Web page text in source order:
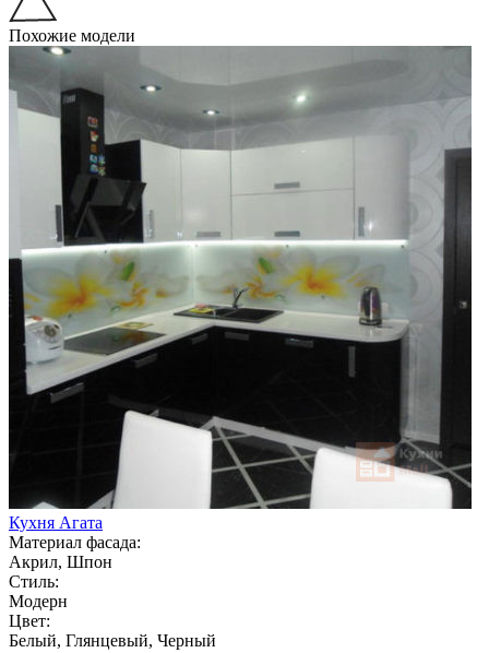
Похожие модели
Кухня Агата
Материал фасада:
Акрил, Шпон
Стиль:
Модерн
Цвет:
Белый, Глянцевый, Черный